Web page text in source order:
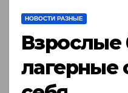
НОВОСТИ РАЗНЫЕ
Взрослые
лагерные